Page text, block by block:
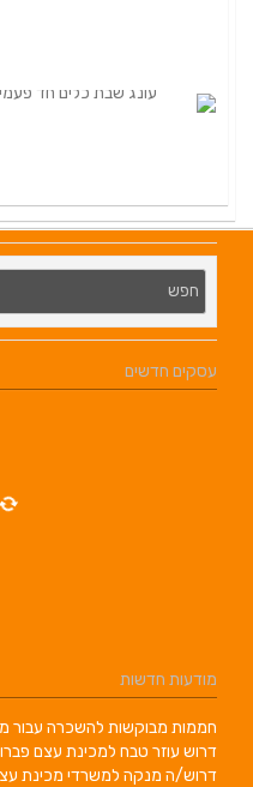
עסקים חדשים
מודעות חדשות
חממות מבוקשות להשכרה עבור
דרוש עוזר טבח למכינת עצם פברואר
דרוש/ה מנקה למשרדי מכינת